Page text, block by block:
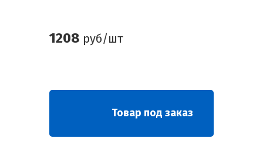
1208 руб/шт
Товар под заказ